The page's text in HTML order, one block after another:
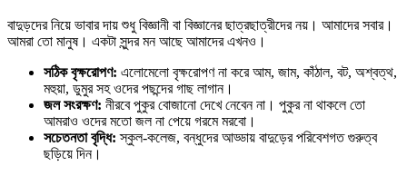
বাদুড়দের নিয়ে ভাবার দায় শুধু বিজ্ঞানী বা বিজ্ঞানের ছাত্রছাত্রীদের নয়। আমাদের সবার।
আমরা তো মানুষ। একটা সুন্দর মন আছে আমাদের এখনও।
সঠিক বৃক্ষরোপণ: এলোমেলো বৃক্ষরোপণ না করে আম, জাম, কাঁঠাল, বট, অশ্বত্থ,
মহুয়া, ডুমুর সহ ওদের পছন্দের গাছ লাগান।
জল সংরক্ষণ: নীরবে পুকুর বোজানো দেখে নেবেন না। পুকুর না থাকলে তো
আমরাও ওদের মতো জল না পেয়ে গরমে মরবো।
সচেতনতা বৃদ্ধি: স্কুল-কলেজ, বন্ধুদের আড্ডায় বাদুড়ের পরিবেশগত গুরুত্ব
ছড়িয়ে দিন।